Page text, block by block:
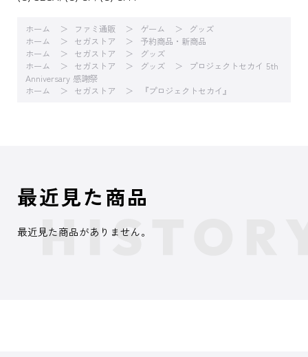
ホーム ファミ通販 ゲーム
グッズ
ホーム
セガストア
予約商品・新商品
ホーム
セガストア
グッズ
ホーム
セガストア グッズ
プロジェクトセカイ 5th
Anniversary 感謝祭
ホーム
セガストア 『プロジェクトセカイ』
最近見た商品
最近見た商品がありません。